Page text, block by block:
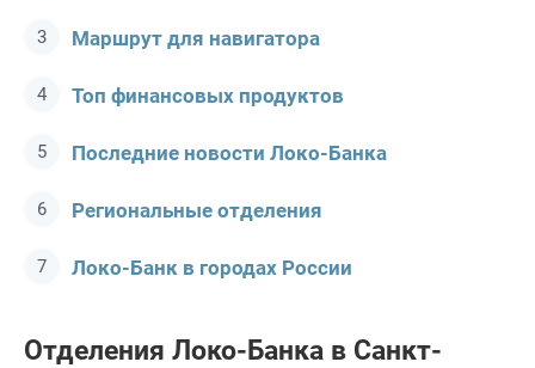
Маршрут для навигатора
Топ финансовых продуктов
Последние новости Локо-Банкa
Региональные отделения
Локо-Банк в городах России
Отделения Локо-Банкa в Санкт-